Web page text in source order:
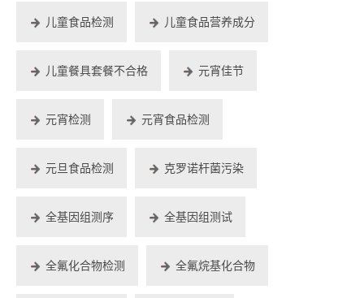
儿童食品检测 儿童食品营养成分
儿童餐具套餐不合格 元宵佳节
元宵检测 元宵食品检测
元旦食品检测 克罗诺杆菌污染
全基因组测序 全基因组测试
全氟化合物检测 全氟烷基化合物